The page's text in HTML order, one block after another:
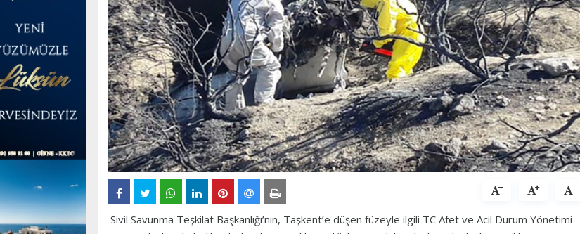
Sivil Savunma Teşkilat Başkanlığı’nın, Taşkent’e düşen füzeyle ilgili TC Afet ve Acil Durum Yönetimi